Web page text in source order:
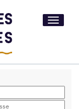
Toggle